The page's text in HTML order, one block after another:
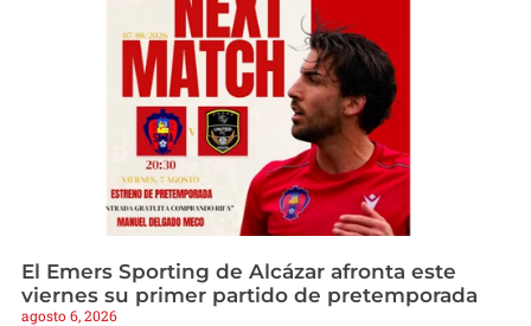
El Emers Sporting de Alcázar afronta este
viernes su primer partido de pretemporada
agosto 6, 2026